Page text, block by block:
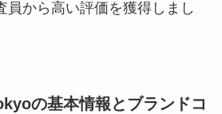
員から高い評価を獲得しまし
の基本情報とブランドコ